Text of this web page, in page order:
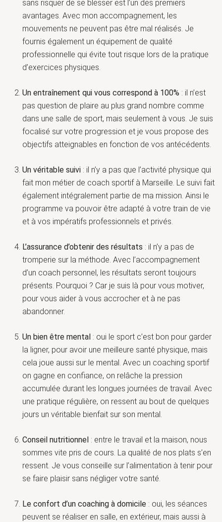
sans risquer de se blesser est l’un des premiers
avantages. Avec mon accompagnement, les
mouvements ne peuvent pas être mal réalisés. Je
fournis également un équipement de qualité
professionnelle qui évite tout risque lors de la pratique
d’exercices physiques.
Un entraînement qui vous correspond à 100% : il n’est
pas question de plaire au plus grand nombre comme
dans une salle de sport, mais seulement à vous. Je suis
focalisé sur votre progression et je vous propose des
objectifs atteignables en fonction de vos antécédents.
Un véritable suivi : il n’y a pas que l’activité physique qui
fait mon métier de coach sportif à Marseille. Le suivi fait
également intégralement partie de ma mission. Ainsi le
programme va pouvoir être adapté à votre train de vie
et à vos impératifs professionnels et privés.
L’assurance d’obtenir des résultats : il n’y a pas de
tromperie sur la méthode. Avec l’accompagnement
d’un coach personnel, les résultats seront toujours
présents. Pourquoi ? Car je suis là pour vous motiver,
pour vous aider à vous accrocher et à ne pas
abandonner.
Un bien être mental : oui le sport c’est bon pour garder
la ligner, pour avoir une meilleure santé physique, mais
cela joue aussi sur le mental. Avec un coaching sportif
on gagne en confiance, on relâche la pression
accumulée durant les longues journées de travail. Avec
une pratique régulière, on ressent au bout de quelques
jours un véritable bienfait sur son mental.
Conseil nutritionnel : entre le travail et la maison, nous
sommes vite pris de cours. La qualité de nos plats s’en
ressent. Je vous conseille sur l’alimentation à tenir pour
se faire plaisir sans négliger votre santé.
Le confort d’un coaching à domicile : oui, les séances
peuvent se réaliser en salle, en extérieur, mais aussi à